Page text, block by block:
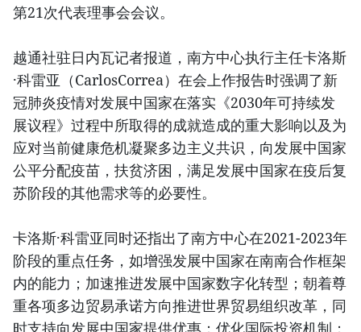
第21次代表理事会会议。
越通社驻日内瓦记者报道，南方中心执行主任卡洛斯
·科雷亚（CarlosCorrea）在会上作报告时强调了新
冠肺炎疫情对发展中国家在落实《2030年可持续发
展议程》过程中所取得的成就造成的重大影响以及为
应对当前健康危机凝聚多边主义共识，向发展中国家
公平分配疫苗，扶贫济困，满足发展中国家在疫后复
苏阶段的其他需求等的必要性。
卡洛斯·科雷亚同时还指出了南方中心在2021-2023年
阶段的重点任务，如增强发展中国家在南南合作框架
内的能力；加速推进发展中国家数字化转型；朝着尊
重各项多边贸易承诺方向推进世界贸易组织改革，同
时支持向发展中国家提供优惠；优化国际投资机制；